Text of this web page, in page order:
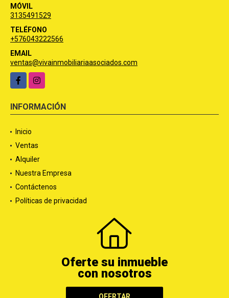
MÓVIL
3135491529
TELÉFONO
+576043222566
EMAIL
ventas@vivainmobiliariaasociados.com
FacebookInstagram
INFORMACIÓN
Inicio
Ventas
Alquiler
Nuestra Empresa
Contáctenos
Políticas de privacidad
Oferte su inmueble
con nosotros